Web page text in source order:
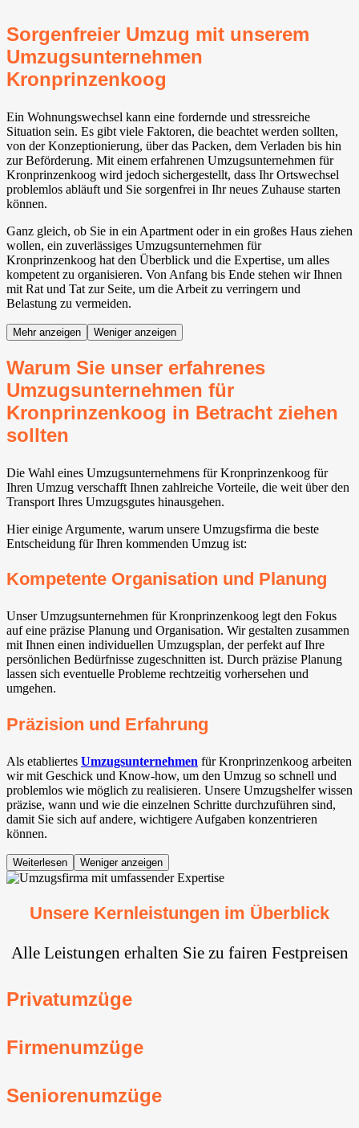
Sorgenfreier Umzug mit unserem
Umzugsunternehmen
Kronprinzenkoog
Ein Wohnungswechsel kann eine fordernde und stressreiche
Situation sein. Es gibt viele Faktoren, die beachtet werden sollten,
von der Konzeptionierung, über das Packen, dem Verladen bis hin
zur Beförderung. Mit einem erfahrenen Umzugsunternehmen für
Kronprinzenkoog wird jedoch sichergestellt, dass Ihr Ortswechsel
problemlos abläuft und Sie sorgenfrei in Ihr neues Zuhause starten
können.
Ganz gleich, ob Sie in ein Apartment oder in ein großes Haus ziehen
wollen, ein zuverlässiges Umzugsunternehmen für
Kronprinzenkoog hat den Überblick und die Expertise, um alles
kompetent zu organisieren. Von Anfang bis Ende stehen wir Ihnen
mit Rat und Tat zur Seite, um die Arbeit zu verringern und
Belastung zu vermeiden.
Mehr anzeigen Weniger anzeigen
Warum Sie unser erfahrenes
Umzugsunternehmen für
Kronprinzenkoog in Betracht ziehen
sollten
Die Wahl eines Umzugsunternehmens für Kronprinzenkoog für
Ihren Umzug verschafft Ihnen zahlreiche Vorteile, die weit über den
Transport Ihres Umzugsgutes hinausgehen.
Hier einige Argumente, warum unsere Umzugsfirma die beste
Entscheidung für Ihren kommenden Umzug ist:
Kompetente Organisation und Planung
Unser Umzugsunternehmen für Kronprinzenkoog legt den Fokus
auf eine präzise Planung und Organisation. Wir gestalten zusammen
mit Ihnen einen individuellen Umzugsplan, der perfekt auf Ihre
persönlichen Bedürfnisse zugeschnitten ist. Durch präzise Planung
lassen sich eventuelle Probleme rechtzeitig vorhersehen und
umgehen.
Präzision und Erfahrung
Als etabliertes Umzugsunternehmen für Kronprinzenkoog arbeiten
wir mit Geschick und Know-how, um den Umzug so schnell und
problemlos wie möglich zu realisieren. Unsere Umzugshelfer wissen
präzise, wann und wie die einzelnen Schritte durchzuführen sind,
damit Sie sich auf andere, wichtigere Aufgaben konzentrieren
können.
Weiterlesen Weniger anzeigen
Unsere Kernleistungen im Überblick
Alle Leistungen erhalten Sie zu fairen Festpreisen
Privatumzüge
Firmenumzüge
Seniorenumzüge